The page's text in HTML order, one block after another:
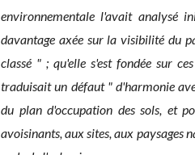
environnementale l'avait analysé
davantage axée sur la visibilité du
classé " ; qu'elle s'est fondée sur
traduisait un défaut " d'harmonie
du plan d'occupation des sols, et
avoisinants, aux sites, aux paysages